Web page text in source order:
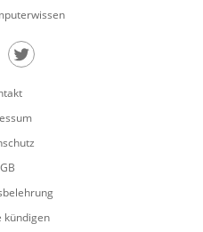
auf Facebook
Teilen auf Twitter
kündigen